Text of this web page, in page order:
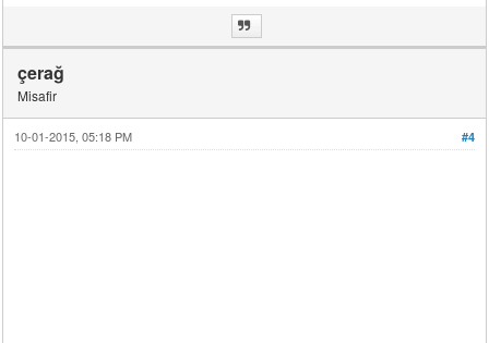
çerağ
Misafir
#4
10-01-2015, 05:18 PM